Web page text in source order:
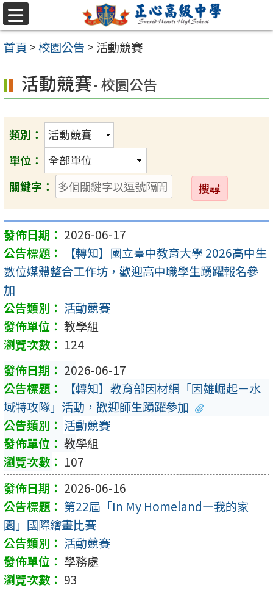
跳至主要內容區
選
單
首頁 >校園公告 > 活動競賽
活動競賽- 校園公告
類別：
單位：
關鍵字：
送
出
2026-06-17
【轉知】國立臺中教育大學 2026高中生
數位媒體整合工作坊，歡迎高中職學生踴躍報名參
加
活動競賽
教學組
124
2026-06-17
【轉知】教育部因材網「因雄崛起－水
域特攻隊」活動，歡迎師生踴躍參加
活動競賽
教學組
107
2026-06-16
第22屆「In My Homeland—我的家
園」國際繪畫比賽
活動競賽
學務處
93